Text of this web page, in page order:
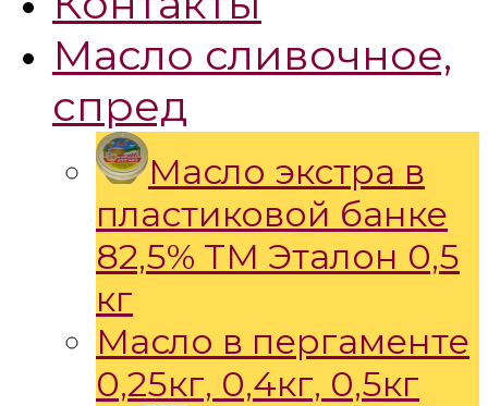
Масло сливочное,
спред
Масло экстра в
пластиковой банке
82,5% ТМ Эталон 0,5
кг
Масло в пергаменте
0,25кг, 0,4кг, 0,5кг